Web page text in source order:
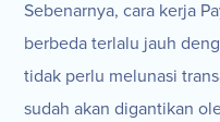
Sebenarnya, cara kerja
berbeda terlalu jauh
tidak perlu melunasi
sudah akan digantikan